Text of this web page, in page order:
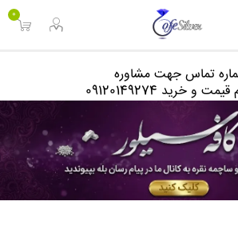
0
تماس جهت مشاوره
و خرید 09120149274